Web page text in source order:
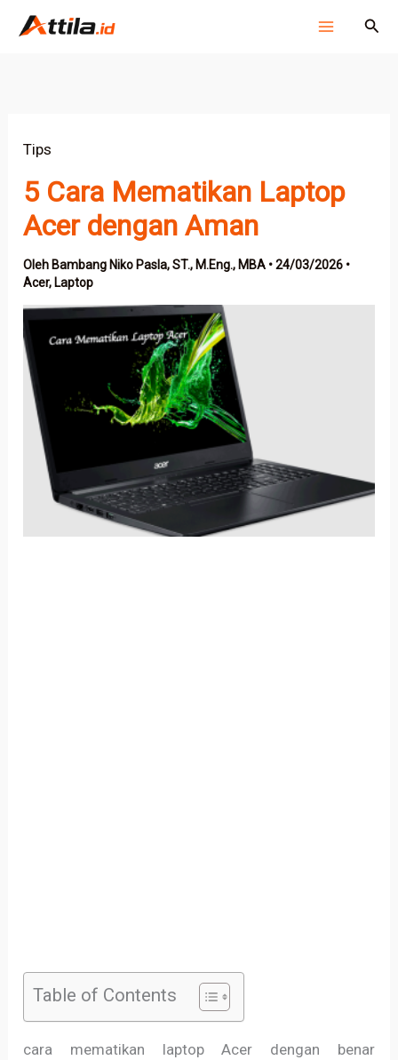
Lewati
Cari
Tips
5 Cara Mematikan Laptop
Acer dengan Aman
OlehBambang Niko Pasla, ST., M.Eng., MBA •24/03/2026 •
Acer,Laptop
Table of Contents
cara mematikan laptop Acer dengan benar